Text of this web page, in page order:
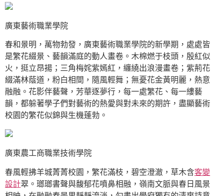
廣東藝術職業學院
春和景明，萬物勃發，廣東藝術職業學院的新學期，處處皆
是繁花綴景、藝韻滿庭的動人畫卷。木棉燃于枝頭，殷紅似
火，挺立昂揚；三角梅姹紫嫣紅，纏繞出浪漫畫卷；紫荊花
綴滿林蔭道，粉白相間，隨風輕舞；無憂花金黃明麗，熱意
融融。花影伴藝聲，芳華逐夢行，每一處繁花、每一縷藝
韻，都躲著學子們對藝術的熱愛與對未來的期許，盡顯藝術
校園的繁花似錦與生機蓬勃。
廣東農工商職業技術學院
春風輕拂羊城菁菁校園，繁花滿枝，碧空澄澈，草木含客變
設計翠。瑯瑯書聲與馥郁花噴鼻相融，嶺南文脈與春日風景